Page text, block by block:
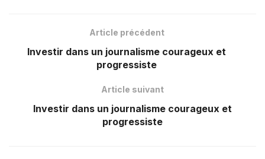
Article précédent
Investir dans un journalisme courageux et
progressiste
Article suivant
Investir dans un journalisme courageux et
progressiste